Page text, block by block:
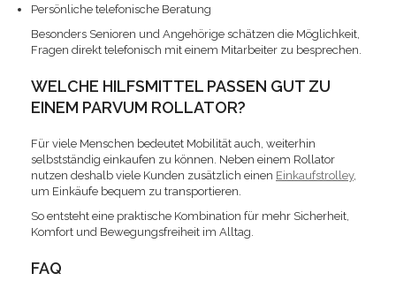
Persönliche telefonische Beratung
Besonders Senioren und Angehörige schätzen die Möglichkeit,
Fragen direkt telefonisch mit einem Mitarbeiter zu besprechen.
WELCHE HILFSMITTEL PASSEN GUT ZU
EINEM PARVUM ROLLATOR?
Für viele Menschen bedeutet Mobilität auch, weiterhin
selbstständig einkaufen zu können. Neben einem Rollator
nutzen deshalb viele Kunden zusätzlich einen Einkaufstrolley,
um Einkäufe bequem zu transportieren.
So entsteht eine praktische Kombination für mehr Sicherheit,
Komfort und Bewegungsfreiheit im Alltag.
FAQ